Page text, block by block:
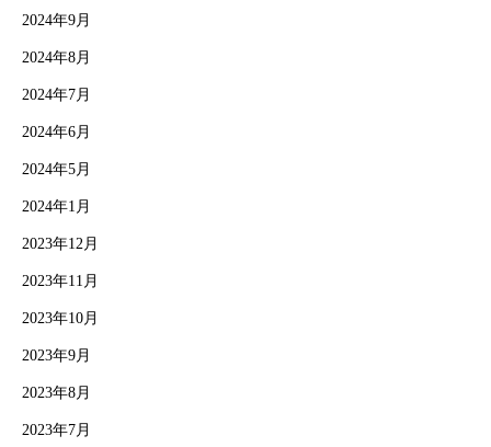
2024年9月
2024年8月
2024年7月
2024年6月
2024年5月
2024年1月
2023年12月
2023年11月
2023年10月
2023年9月
2023年8月
2023年7月